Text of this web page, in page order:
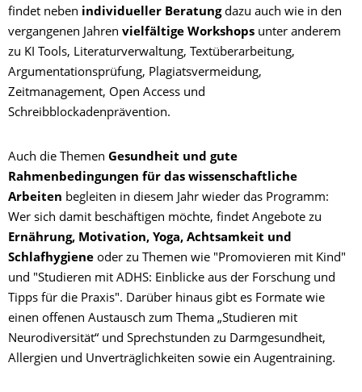
findet neben individueller Beratung dazu auch wie in den
vergangenen Jahren vielfältige Workshops unter anderem
zu KI Tools, Literaturverwaltung, Textüberarbeitung,
Argumentationsprüfung, Plagiatsvermeidung,
Zeitmanagement, Open Access und
Schreibblockadenprävention.
Auch die Themen Gesundheit und gute
Rahmenbedingungen für das wissenschaftliche
Arbeiten begleiten in diesem Jahr wieder das Programm:
Wer sich damit beschäftigen möchte, findet Angebote zu
Ernährung, Motivation, Yoga, Achtsamkeit und
Schlafhygiene oder zu Themen wie "Promovieren mit Kind"
und "Studieren mit ADHS: Einblicke aus der Forschung und
Tipps für die Praxis". Darüber hinaus gibt es Formate wie
einen offenen Austausch zum Thema „Studieren mit
Neurodiversität“ und Sprechstunden zu Darmgesundheit,
Allergien und Unverträglichkeiten sowie ein Augentraining.